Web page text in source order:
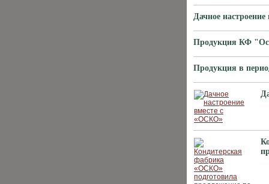
Дачное
Продукция КФ
Продукция в